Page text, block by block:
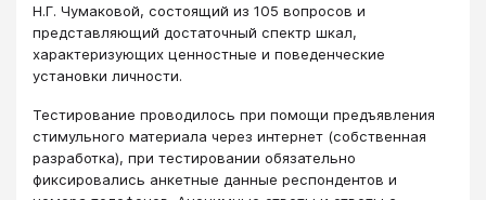
Н.Г. Чумаковой, состоящий из 105 вопросов и
представляющий достаточный спектр шкал,
характеризующих ценностные и поведенческие
установки личности.
Тестирование проводилось при помощи предъявления
стимульного материала через интернет (собственная
разработка), при тестировании обязательно
фиксировались анкетные данные респондентов и